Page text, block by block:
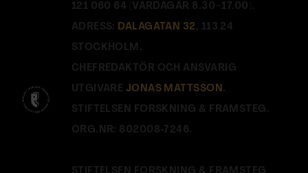
121 060 64 (VARDAGAR 8.30–17.00).
ADRESS: DALAGATAN 32 , 113 24
STOCKHOLM.
CHEFREDAKTÖR OCH ANSVARIG
UTGIVARE JONAS MATTSSON.
STIFTELSEN FORSKNING & FRAMSTEG.
ORG.NR: 802008-7246.